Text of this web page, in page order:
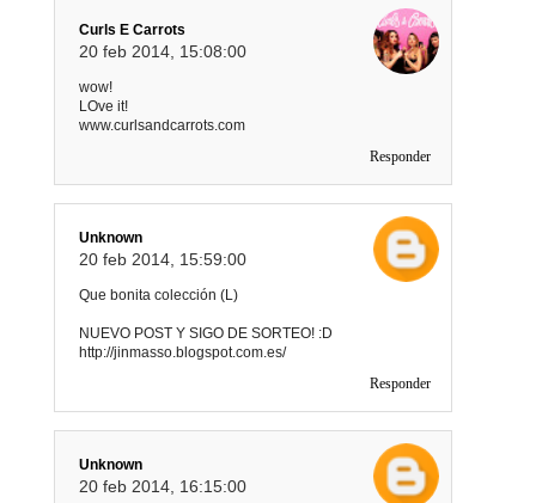
Curls E Carrots
20 feb 2014, 15:08:00
wow!
LOve it!
www.curlsandcarrots.com
Responder
Unknown
20 feb 2014, 15:59:00
Que bonita colección (L)
NUEVO POST Y SIGO DE SORTEO! :D
http://jinmasso.blogspot.com.es/
Responder
Unknown
20 feb 2014, 16:15:00